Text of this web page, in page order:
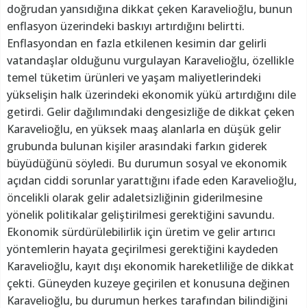
doğrudan yansıdığına dikkat çeken Karavelioğlu, bunun
enflasyon üzerindeki baskıyı artırdığını belirtti.
Enflasyondan en fazla etkilenen kesimin dar gelirli
vatandaşlar olduğunu vurgulayan Karavelioğlu, özellikle
temel tüketim ürünleri ve yaşam maliyetlerindeki
yükselişin halk üzerindeki ekonomik yükü artırdığını dile
getirdi. Gelir dağılımındaki dengesizliğe de dikkat çeken
Karavelioğlu, en yüksek maaş alanlarla en düşük gelir
grubunda bulunan kişiler arasındaki farkın giderek
büyüdüğünü söyledi. Bu durumun sosyal ve ekonomik
açıdan ciddi sorunlar yarattığını ifade eden Karavelioğlu,
öncelikli olarak gelir adaletsizliğinin giderilmesine
yönelik politikalar geliştirilmesi gerektiğini savundu.
Ekonomik sürdürülebilirlik için üretim ve gelir artırıcı
yöntemlerin hayata geçirilmesi gerektiğini kaydeden
Karavelioğlu, kayıt dışı ekonomik hareketliliğe de dikkat
çekti. Güneyden kuzeye geçirilen et konusuna değinen
Karavelioğlu, bu durumun herkes tarafından bilindiğini